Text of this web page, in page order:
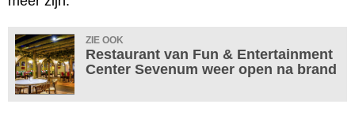
ZIE OOK
Restaurant van Fun & Entertainment
Center Sevenum weer open na brand